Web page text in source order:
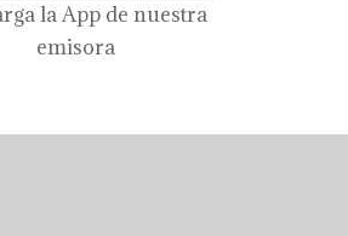
la App de nuestra
emisora